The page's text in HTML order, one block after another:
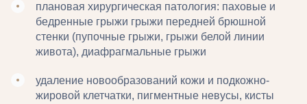
плановая хирургическая патология: паховые и
бедренные грыжи грыжи передней брюшной
стенки (пупочные грыжи, грыжи белой линии
живота), диафрагмальные грыжи
удаление новообразований кожи и подкожно-
жировой клетчатки, пигментные невусы, кисты